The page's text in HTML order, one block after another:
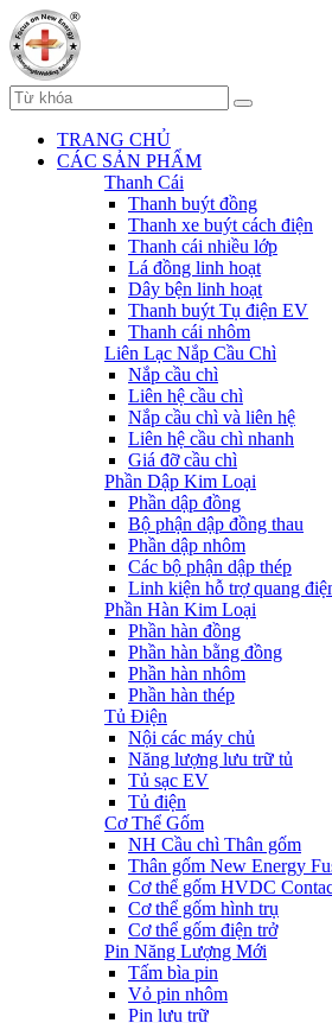
TRANG CHỦ
CÁC SẢN PHẨM
Thanh Cái
Thanh buýt đồng
Thanh xe buýt cách điện
Thanh cái nhiều lớp
Lá đồng linh hoạt
Dây bện linh hoạt
Thanh buýt Tụ điện EV
Thanh cái nhôm
Liên Lạc Nắp Cầu Chì
Nắp cầu chì
Liên hệ cầu chì
Nắp cầu chì và liên hệ
Liên hệ cầu chì nhanh
Giá đỡ cầu chì
Phần Dập Kim Loại
Phần dập đồng
Bộ phận dập đồng thau
Phần dập nhôm
Các bộ phận dập thép
Linh kiện hỗ trợ quang
Phần Hàn Kim Loại
Phần hàn đồng
Phần hàn bằng đồng
Phần hàn nhôm
Phần hàn thép
Tủ Điện
Nội các máy chủ
Năng lượng lưu trữ tủ
Tủ sạc EV
Tủ điện
Cơ Thể Gốm
NH Cầu chì Thân gốm
Thân gốm New Energy
Cơ thể gốm HVDC
Cơ thể gốm hình trụ
Cơ thể gốm điện trở
Pin Năng Lượng Mới
Tấm bìa pin
Vỏ pin nhôm
Pin lưu trữ